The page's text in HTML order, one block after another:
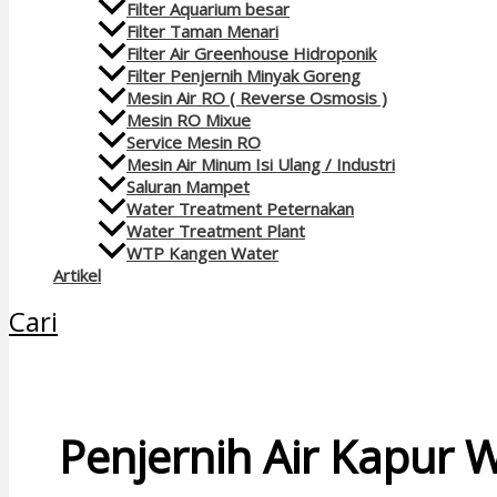
Filter Aquarium besar
Filter Taman Menari
Filter Air Greenhouse Hidroponik
Filter Penjernih Minyak Goreng
Mesin Air RO ( Reverse Osmosis )
Mesin RO Mixue
Service Mesin RO
Mesin Air Minum Isi Ulang / Industri
Saluran Mampet
Water Treatment Peternakan
Water Treatment Plant
WTP Kangen Water
Artikel
Cari
Penjernih Air Kapur